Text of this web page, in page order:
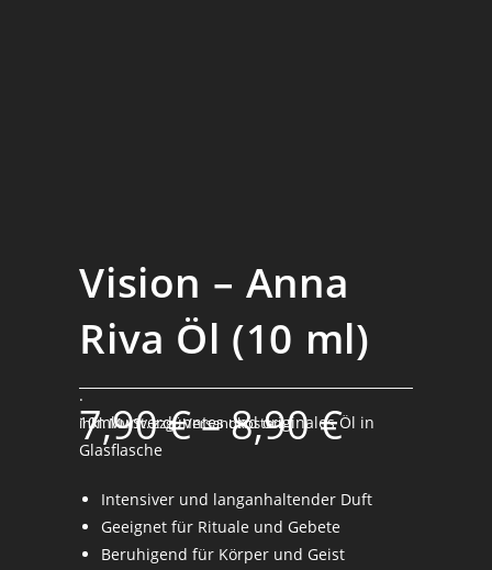
Vision – Anna
Riva Öl (10 ml)
7,90€–8,90€
inkl. MwSt. zzgl. Versandkosten
.
10ml unverdünntes und originales Öl in
Glasflasche
Intensiver und langanhaltender Duft
Geeignet für Rituale und Gebete
Beruhigend für Körper und Geist